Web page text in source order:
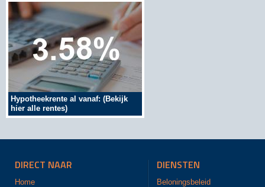
Hypotheekrente al vanaf: (Bekijk
hier alle rentes)
DIRECT NAAR
Home
DIENSTEN
Beloningsbeleid